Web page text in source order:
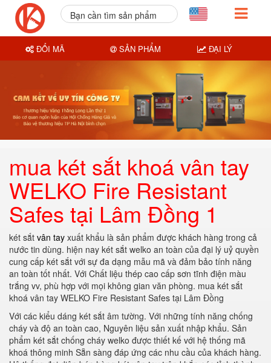
mua két sắt khoá vân tay
WELKO Fire Resistant
Safes tại Lâm Đồng 1
két sắt vân tay xuất khẩu là sản phẩm được khách hàng trong cả
nước tin dùng. hiện nay két sắt welko an toàn của đại lý uỷ quyền
cung cấp két sắt với sự đa dạng mẫu mã và đảm bảo tính năng
an toàn tốt nhất. Với Chất liệu thép cao cấp sơn tĩnh điện màu
trắng vv, phù hợp với mọi không gian văn phòng. mua két sắt
khoá vân tay WELKO Fire Resistant Safes tại Lâm Đồng
Với các kiểu dáng két sắt âm tường. Với những tính năng chống
cháy và độ an toàn cao, Nguyên liệu sản xuất nhập khẩu. Sản
phẩm két sắt chống cháy welko được thiết kế với hệ thống mã
khoá thông minh Sẵn sàng đáp ứng các nhu cầu của khách hàng.
Bạn cần tìm sản phẩm
ĐỔI MÃ SẢN PHẨM ĐẠI LÝ